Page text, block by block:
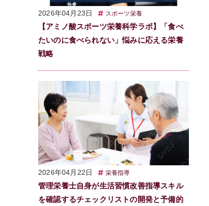
2026年04月23日 スポーツ栄養
【アミノ酸スポーツ栄養科学ラボ】「食べ
たいのに食べられない」悩みに応える栄養
戦略
2026年04月22日 栄養指導
管理栄養士自身が生活習慣改善指導スキル
を確認するチェックリストの開発と予備的